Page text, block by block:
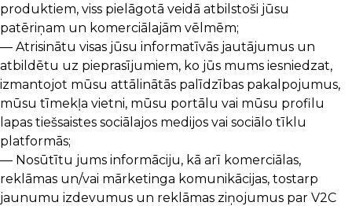
produktiem, viss pielāgotā veidā atbilstoši jūsu
patēriņam un komerciālajām vēlmēm;
— Atrisinātu visas jūsu informatīvās jautājumus un
atbildētu uz pieprasījumiem, ko jūs mums iesniedzat,
izmantojot mūsu attālinātās palīdzības pakalpojumus,
mūsu tīmekļa vietni, mūsu portālu vai mūsu profilu
lapas tiešsaistes sociālajos medijos vai sociālo tīklu
platformās;
— Nosūtītu jums informāciju, kā arī komerciālas,
reklāmas un/vai mārketinga komunikācijas, tostarp
jaunumu izdevumus un reklāmas ziņojumus par V2C